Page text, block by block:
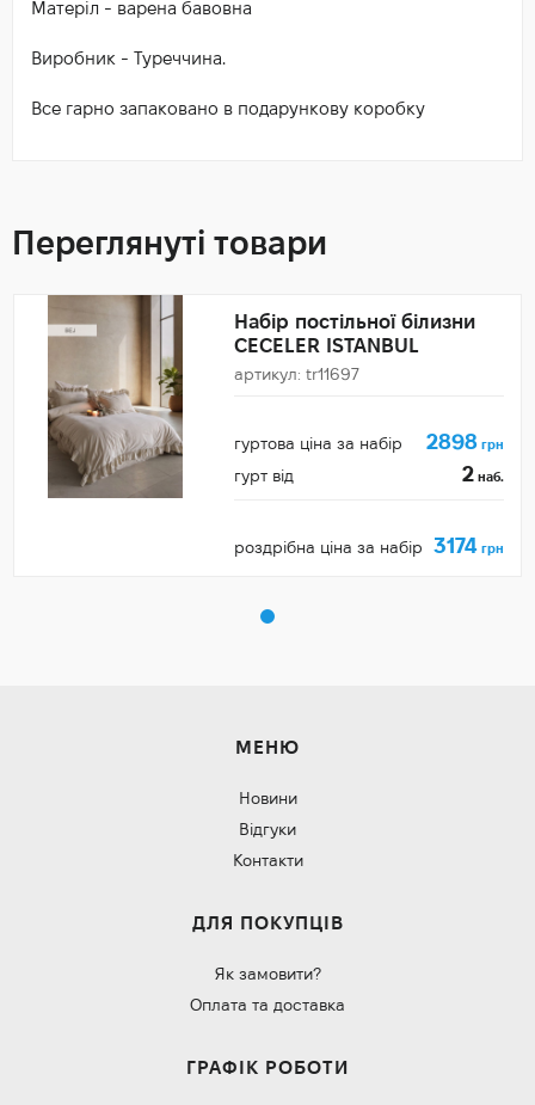
Матеріл - варена бавовна
Виробник - Туреччина.
Все гарно запаковано в подарункову коробку
Переглянуті товари
Набір постільної білизни
CECELER ISTANBUL
артикул: tr11697
гуртова ціна за набір 2898 грн
гурт від 2 наб.
роздрібна ціна за набір 3174 грн
МЕНЮ
Новини
Відгуки
Контакти
ДЛЯ ПОКУПЦІВ
Як замовити?
Оплата та доставка
ГРАФІК РОБОТИ